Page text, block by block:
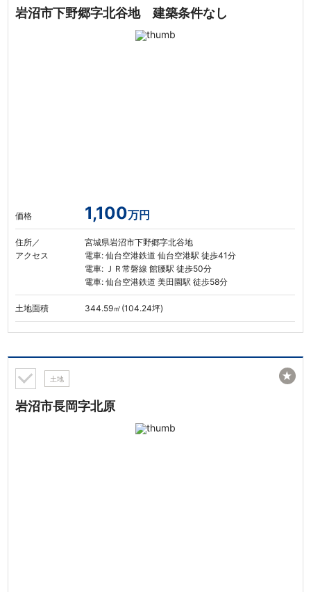
岩沼市下野郷字北谷地 建築条件なし
価格 1,100万円
住所／
アクセス
宮城県岩沼市下野郷字北谷地
電車: 仙台空港鉄道 仙台空港駅 徒歩41分
電車: ＪＲ常磐線 館腰駅 徒歩50分
電車: 仙台空港鉄道 美田園駅 徒歩58分
土地面積 344.59㎡(104.24坪)
土地
岩沼市長岡字北原
★